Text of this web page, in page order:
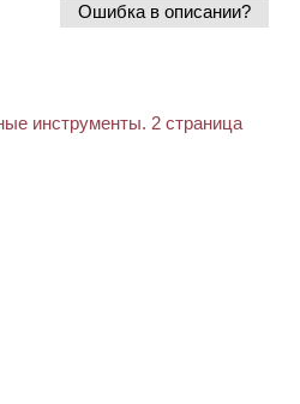
Ошибка в описании?